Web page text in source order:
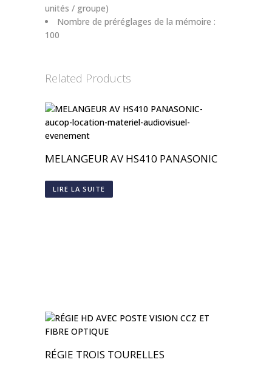
unités / groupe)
Nombre de préréglages de la mémoire :
100
Related Products
MELANGEUR AV HS410 PANASONIC
LIRE LA SUITE
RÉGIE TROIS TOURELLES